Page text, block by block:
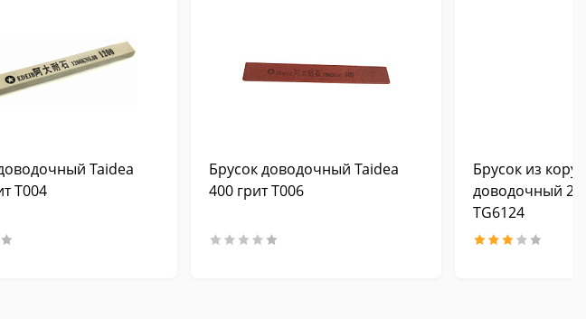
Taidea
T004
Брусок доводочный Taidea
400 грит T006
Брусок из
доводочный
TG6124